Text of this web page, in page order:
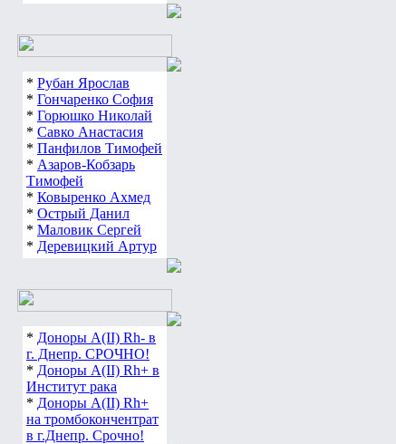
* Рубан Ярослав
* Гончаренко София
* Горюшко Николай
* Савко Анастасия
* Панфилов Тимофей
* Азаров-Кобзарь
Тимофей
* Ковыренко Ахмед
* Острый Данил
* Маловик Сергей
* Деревицкий Артур
* Доноры А(ІІ) Rh- в
г. Днепр. СРОЧНО!
* Доноры А(ІІ) Rh+ в
Институт рака
* Доноры А(ІІ) Rh+
на тромбокончентрат
в г.Днепр. Срочно!